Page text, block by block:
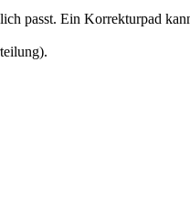
passt. Ein Korrekturpad